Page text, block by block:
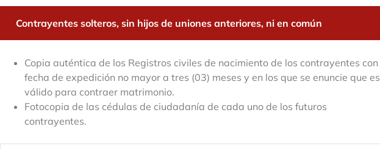
Contrayentes solteros, sin hijos de uniones anteriores, ni en común
Copia auténtica de los Registros civiles de nacimiento de los contrayentes con
fecha de expedición no mayor a tres (03) meses y en los que se enuncie que es
válido para contraer matrimonio.
Fotocopia de las cédulas de ciudadanía de cada uno de los futuros
contrayentes.